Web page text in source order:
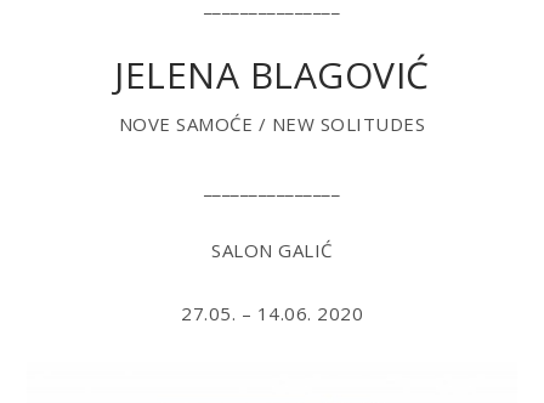
JELENA BLAGOVIĆ
NOVE SAMOĆE / NEW SOLITUDES
SALON GALIĆ
27.05. – 14.06. 2020